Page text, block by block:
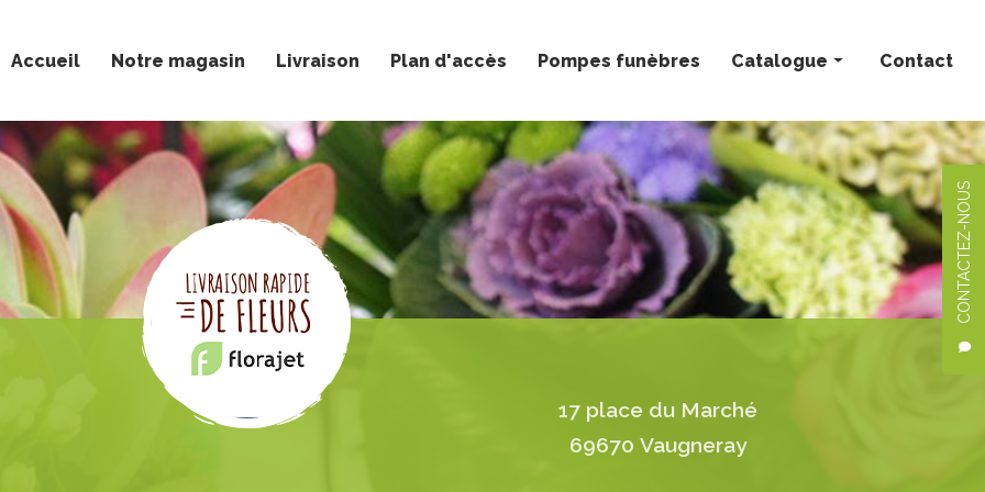
CONTACTEZ-NOUS
Accueil Notre magasin Livraison Plan d'accès Pompes funèbres Catalogue
Bouquets personnalisés
Compositions florales
Deuil
Mariage
Plantes
Contact
17 place du Marché
69670 Vaugneray